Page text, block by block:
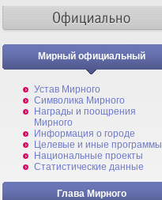
Мирный официальный
Устав Мирного
Символика Мирного
Награды и поощрения
Мирного
Информация о городе
Целевые и иные программы
Национальные проекты
Статистические данные
Глава Мирного